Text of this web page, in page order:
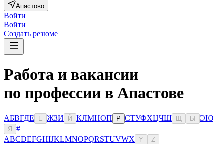
Апастово
Войти
Войти
Создать резюме
Работа и вакансии
по профессии в Апастове
АБВГДЕ Ё ЖЗИ Й КЛМНОП Р СТУФХЦЧШ Ы ЭЮ
Я
#
ABCDEFGHIJKLMNOPQRSTUVWX Y Z